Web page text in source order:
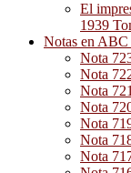
El
1939
Notas en ABC
Nota
Nota
Nota
Nota
Nota
Nota
Nota